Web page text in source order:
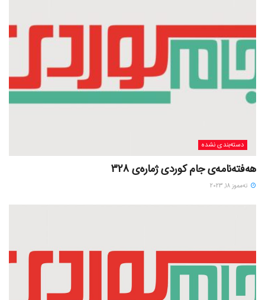
دسته‌بندی نشده
هەفتەنامەی جام کوردی ژمارەی 328
ته‌مموز 18, 2023